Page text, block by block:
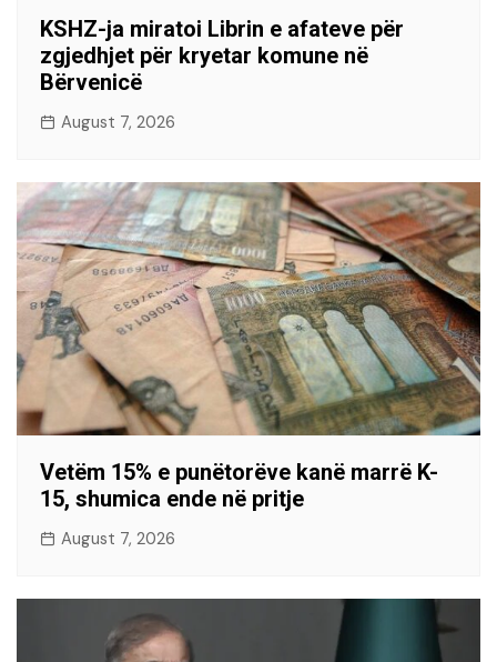
KSHZ-ja miratoi Librin e afateve për
zgjedhjet për kryetar komune në
Bërvenicë
August 7, 2026
Vetëm 15% e punëtorëve kanë marrë K-
15, shumica ende në pritje
August 7, 2026